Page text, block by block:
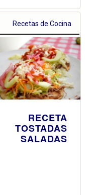
Recetas de Cocina
RECETA
TOSTADAS
SALADAS